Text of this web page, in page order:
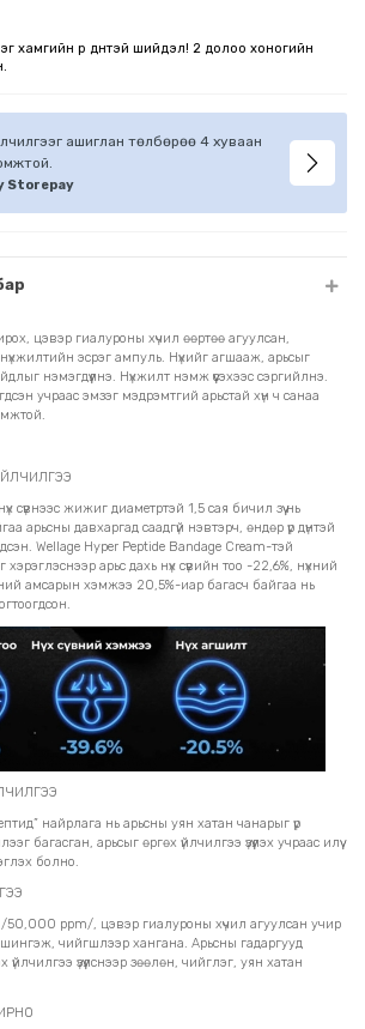
хамгийн үр дүнтэй шийдэл! 2 долоо хоногийн
ашиглан төлбөрөө 4 хуваан
Storepay
цэвэр гиалуроны хүчил өөртөө агуулсан,
нүхжилтийн эсрэг ампуль. Нүхийг агшааж, арьсыг
нэмэгдүүлнэ. Нүхжилт нэмж үүсэхээс сэргийлнэ.
учраас эмзэг мэдрэмтгий арьстай хүн ч санаа
сүвнээс жижиг диаметртэй 1,5 сая бичил зүү нь
арьсны давхаргад саадгүй нэвтэрч, өндөр үр дүнтэй
Wellage Hyper Peptide Bandage Cream-тэй
арьс дахь нүх сүвийн тоо -22,6%, нүхний
амсарын хэмжээ 20,5%-иар багасч байгаа нь
найрлага нь арьсны уян хатан чанарыг үр
багасган, арьсыг өргөх үйлчилгээ үзүүлэх учраас илүү
болно.
ppm/, цэвэр гиалуроны хүчил агуулсан учир
чийгшлээр хангана. Арьсны гадаргууд
үйлчилгээ үзүүлснээр зөөлөн, чийглэг, уян хатан